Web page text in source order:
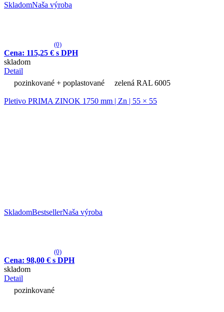
SkladomNaša výroba
(0)
Cena: 115,25 € s DPH
skladom
Detail
pozinkované + poplastované
zelená RAL 6005
Pletivo PRIMA ZINOK 1750 mm | Zn | 55 × 55
SkladomBestsellerNaša výroba
(0)
Cena: 98,00 € s DPH
skladom
Detail
pozinkované